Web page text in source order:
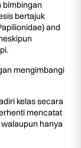
bimbingan
bertajuk
and
mengimbangi
kelas secara
mencatat
hanya